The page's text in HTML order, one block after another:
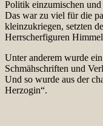
Politik einzumischen
Das war zu viel für die
kleinzukriegen, setzten
Herrscherfiguren
Unter anderem wurde
Schmähschriften und
Und so wurde aus der
Herzogin“.